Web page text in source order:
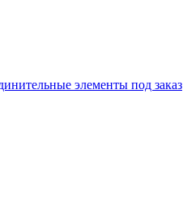
элементы под заказ